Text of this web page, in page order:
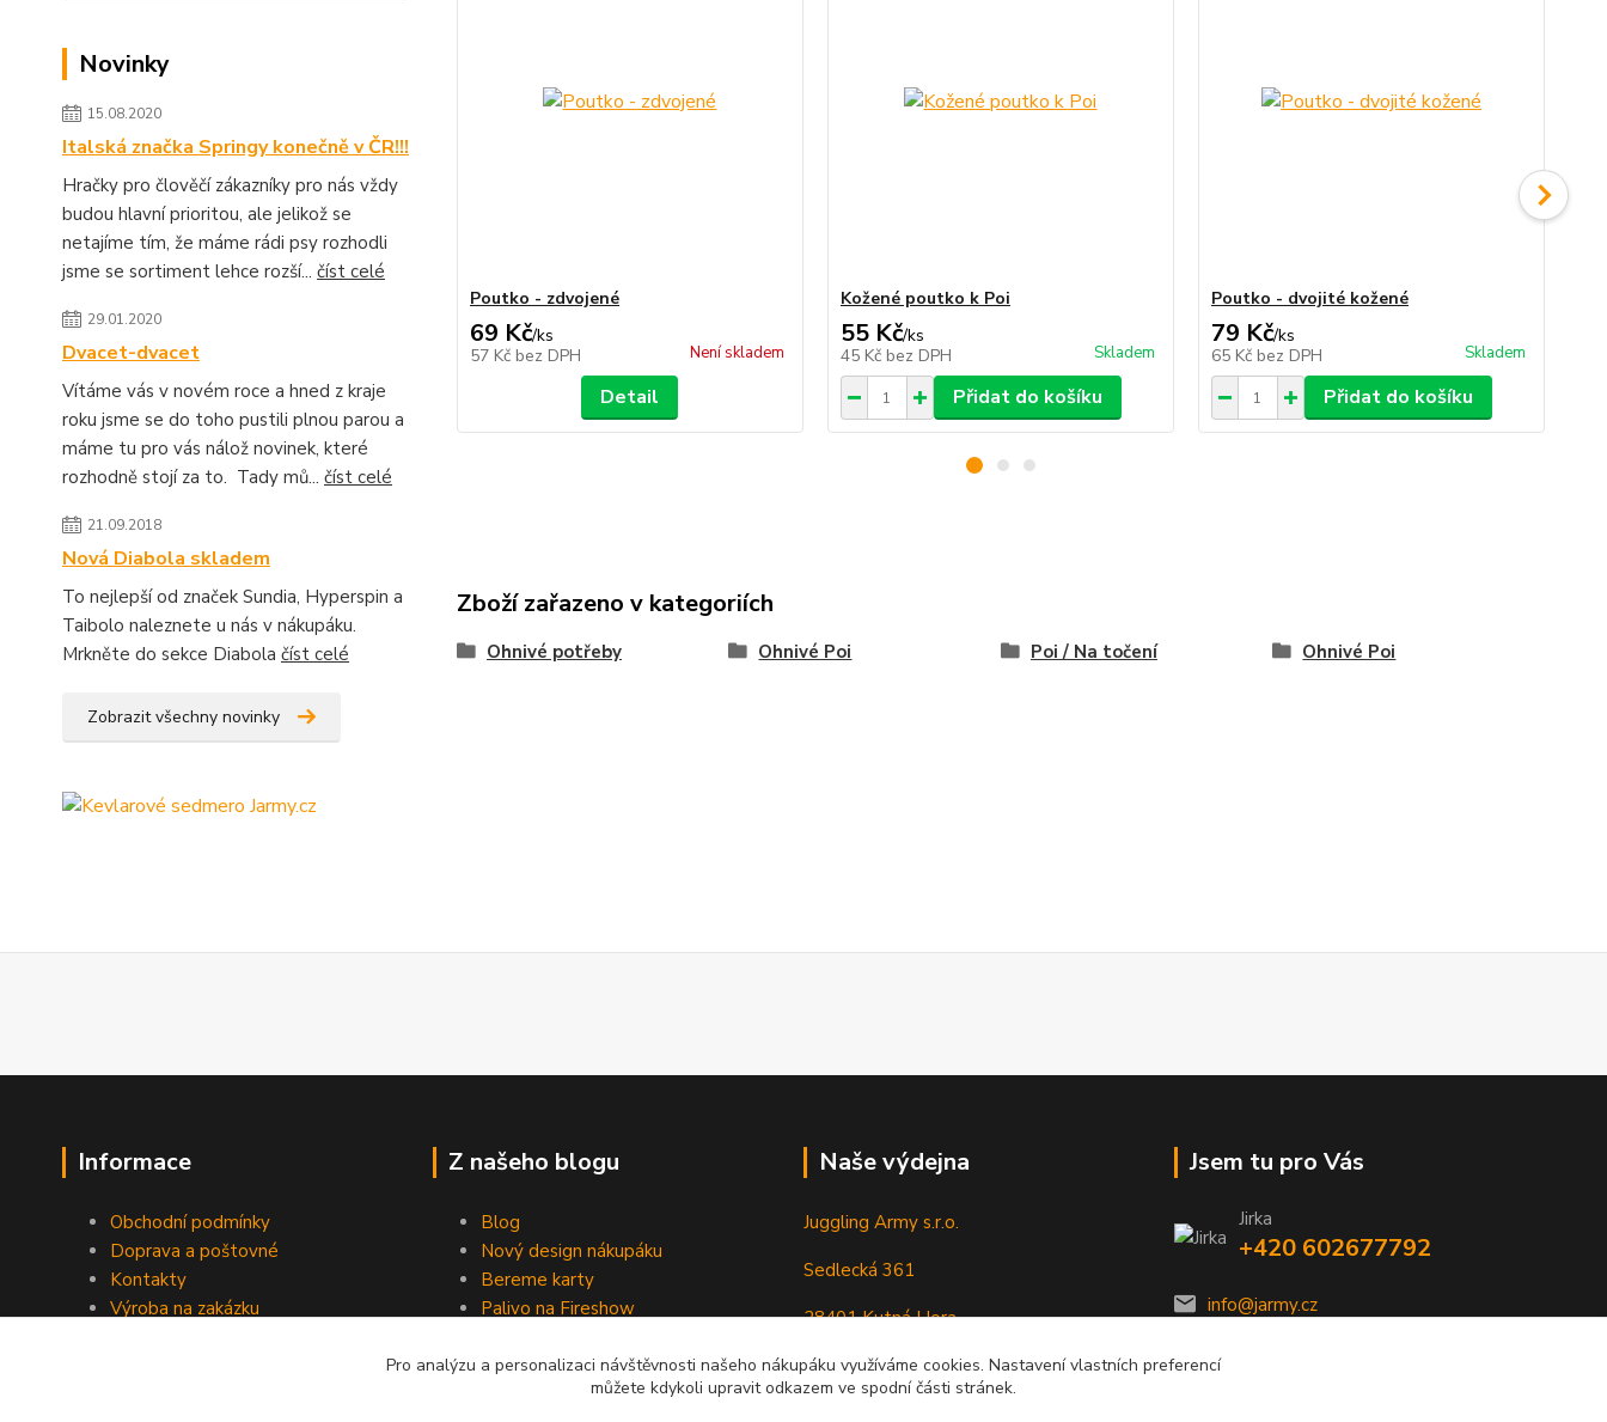
Novinky
15.08.2020
Italská značka Springy konečně v ČR!!!
Hračky pro člověčí zákazníky pro nás vždy
budou hlavní prioritou, ale jelikož se
netajíme tím, že máme rádi psy rozhodli
jsme se sortiment lehce rozší... číst celé
29.01.2020
Dvacet-dvacet
Vítáme vás v novém roce a hned z kraje
roku jsme se do toho pustili plnou parou a
máme tu pro vás nálož novinek, které
rozhodně stojí za to. Tady mů... číst celé
21.09.2018
Nová Diabola skladem
To nejlepší od značek Sundia, Hyperspin a
Taibolo naleznete u nás v nákupáku.
Mrkněte do sekce Diabola číst celé
Zobrazit všechny novinky
Poutko - zdvojené
69 Kč/ks
57 Kč bez DPH Není skladem
Detail
Kožené poutko k Poi
55 Kč/ks
45 Kč bez DPH Skladem
Přidat do košíku
Poutko - dvojité kožené
79 Kč/ks
65 Kč bez DPH Skladem
Přidat do košíku
Zboží zařazeno v kategoriích
Ohnivé potřeby Ohnivé Poi Poi / Na točení Ohnivé Poi
Informace
Obchodní podmínky
Doprava a poštovné
Kontakty
Výroba na zakázku
Z našeho blogu
Blog
Nový design nákupáku
Bereme karty
Palivo na Fireshow
Naše výdejna
Juggling Army s.r.o.
Sedlecká 361
28401 Kutná Hora
Jsem tu pro Vás
Jirka
+420 602677792
info@jarmy.cz
Pro analýzu a personalizaci návštěvnosti našeho nákupáku využíváme cookies. Nastavení vlastních preferencí
můžete kdykoli upravit odkazem ve spodní části stránek.